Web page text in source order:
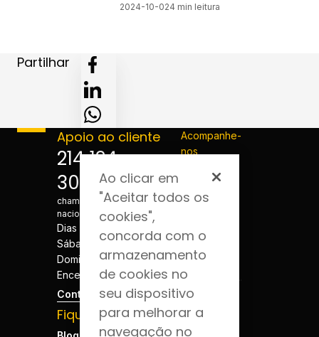
2024-10-024 min leitura
Partilhar
Apoio ao cliente
214 124
300
*Custo de
chamada para a rede fixa
nacional
Dias úteis - 08h às 20h
Sábados - 08h às 20h
Domingos e Feriados -
Encerrado
Contactos
Fique por dentro
Acompanhe-
nos
Ao clicar em
"Aceitar todos os
cookies",
concorda com o
armazenamento
de cookies no
seu dispositivo
para melhorar a
navegação no